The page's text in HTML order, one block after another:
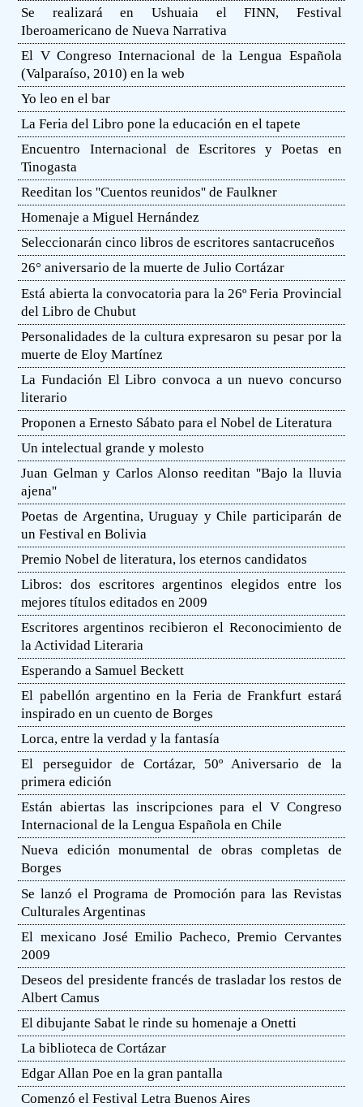
Se realizará en Ushuaia el FINN, Festival
Iberoamericano de Nueva Narrativa
El V Congreso Internacional de la Lengua Española
(Valparaíso, 2010) en la web
Yo leo en el bar
La Feria del Libro pone la educación en el tapete
Encuentro Internacional de Escritores y Poetas en
Tinogasta
Reeditan los ''Cuentos reunidos'' de Faulkner
Homenaje a Miguel Hernández
Seleccionarán cinco libros de escritores santacruceños
26° aniversario de la muerte de Julio Cortázar
Está abierta la convocatoria para la 26º Feria Provincial
del Libro de Chubut
Personalidades de la cultura expresaron su pesar por la
muerte de Eloy Martínez
La Fundación El Libro convoca a un nuevo concurso
literario
Proponen a Ernesto Sábato para el Nobel de Literatura
Un intelectual grande y molesto
Juan Gelman y Carlos Alonso reeditan ''Bajo la lluvia
ajena''
Poetas de Argentina, Uruguay y Chile participarán de
un Festival en Bolivia
Premio Nobel de literatura, los eternos candidatos
Libros: dos escritores argentinos elegidos entre los
mejores títulos editados en 2009
Escritores argentinos recibieron el Reconocimiento de
la Actividad Literaria
Esperando a Samuel Beckett
El pabellón argentino en la Feria de Frankfurt estará
inspirado en un cuento de Borges
Lorca, entre la verdad y la fantasía
El perseguidor de Cortázar, 50º Aniversario de la
primera edición
Están abiertas las inscripciones para el V Congreso
Internacional de la Lengua Española en Chile
Nueva edición monumental de obras completas de
Borges
Se lanzó el Programa de Promoción para las Revistas
Culturales Argentinas
El mexicano José Emilio Pacheco, Premio Cervantes
2009
Deseos del presidente francés de trasladar los restos de
Albert Camus
El dibujante Sabat le rinde su homenaje a Onetti
La biblioteca de Cortázar
Edgar Allan Poe en la gran pantalla
Comenzó el Festival Letra Buenos Aires